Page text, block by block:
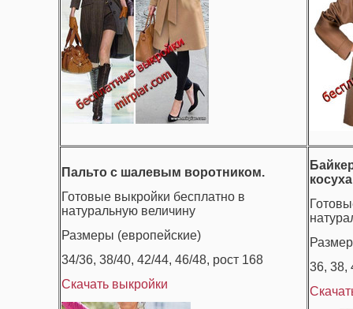
Пальто с шалевым воротником.
Готовые выкройки бесплатно в
натуральную величину
Размеры (европейские)
34/36, 38/40, 42/44, 46/48, рост 168
Скачать выкройки
36, 38,